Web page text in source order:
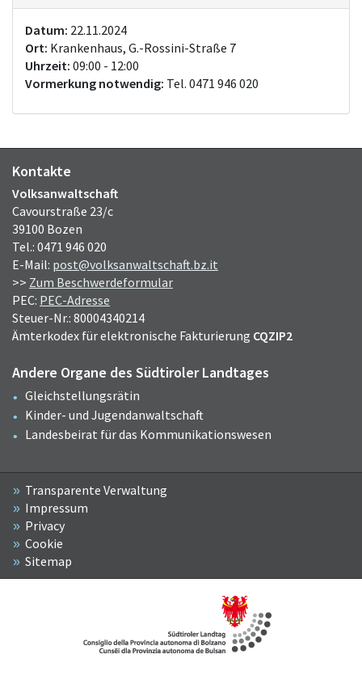
Datum: 22.11.2024
Ort: Krankenhaus, G.-Rossini-Straße 7
Uhrzeit: 09:00 - 12:00
Vormerkung notwendig: Tel. 0471 946 020
Kontakte
Volksanwaltschaft
Cavourstraße 23/c
39100 Bozen
Tel.: 0471 946 020
E-Mail: post@volksanwaltschaft.bz.it
>> Zum Beschwerdeformular
PEC: PEC-Adresse
Steuer-Nr.: 80004340214
Ämterkodex für elektronische Fakturierung CQZIP2
Andere Organe des Südtiroler Landtages
Gleichstellungsrätin
Kinder- und Jugendanwaltschaft
Landesbeirat für das Kommunikationswesen
Transparente Verwaltung
Impressum
Privacy
Cookie
Sitemap